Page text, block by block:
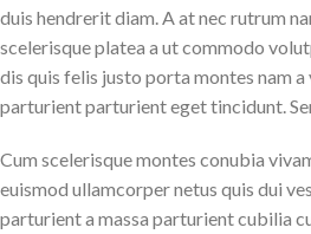
duis hendrerit diam. A at nec rutrum
scelerisque platea a ut commodo
dis quis felis justo porta montes nam
parturient parturient eget tincidunt.
Cum scelerisque montes conubia
euismod ullamcorper netus quis dui
parturient a massa parturient cubilia